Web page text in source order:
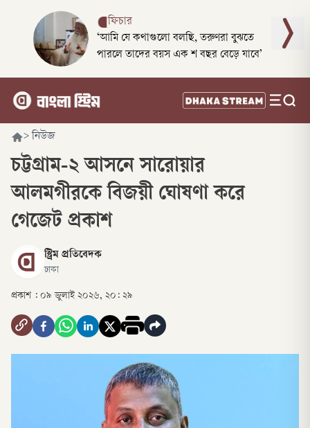
ফিচার
‘আমি যে কথাগুলো বলছি, তরুণরা বুঝতে
পারলে তাদের বয়স এক শ বছর বেড়ে যাবে’
> নিউজ
চট্টগ্রাম-২ আসনে সারোয়ার
আলমগীরকে বিজয়ী ঘোষণা করে
গেজেট প্রকাশ
স্ট্রিম প্রতিবেদক
ঢাকা
প্রকাশ : ০৯ জুলাই ২০২৬, ২০: ২৯